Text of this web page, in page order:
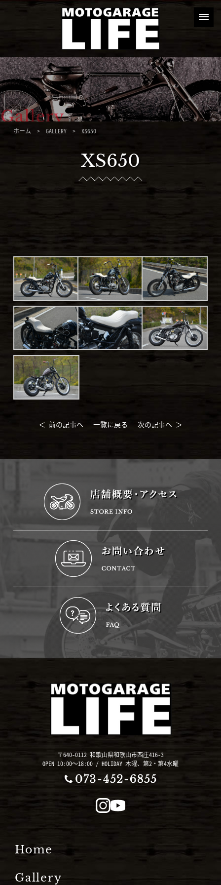
ホーム > GALLERY> XS650
XS650
＜ 前の記事へ 一覧に戻る 次の記事へ ＞
〒640-0112 和歌山県和歌山市西庄416-3
OPEN 10:00～18:00 / HOLIDAY 木曜、第2・第4水曜
Home
Gallery